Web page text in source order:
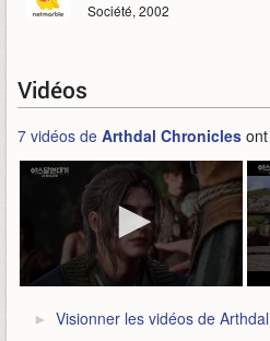
Société, 2002
Vidéos
7 vidéos de Arthdal Chronicles
Visionner les vidéos de